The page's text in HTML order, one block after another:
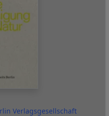
Verlagsgesellschaft